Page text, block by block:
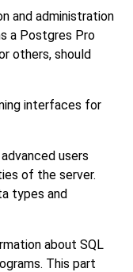
and administration
a Postgres Pro
others, should
interfaces for
users
of the server.
types and
about SQL
This part